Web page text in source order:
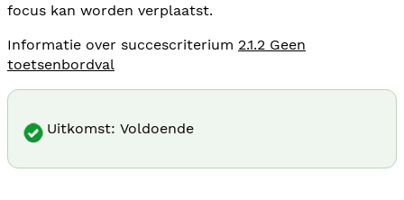
focus kan worden verplaatst.
Informatie over succescriterium 2.1.2 Geen
toetsenbordval
Uitkomst: Voldoende